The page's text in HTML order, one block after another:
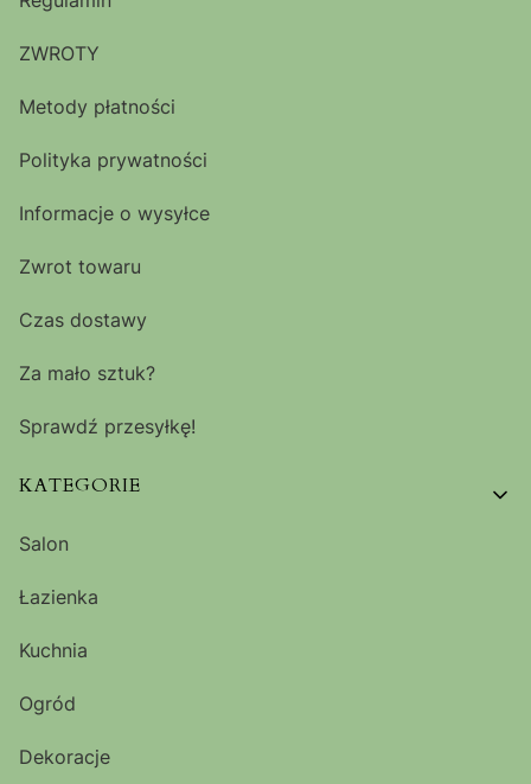
ZWROTY
Metody płatności
Polityka prywatności
Informacje o wysyłce
Zwrot towaru
Czas dostawy
Za mało sztuk?
Sprawdź przesyłkę!
KATEGORIE
Salon
Łazienka
Kuchnia
Ogród
Dekoracje